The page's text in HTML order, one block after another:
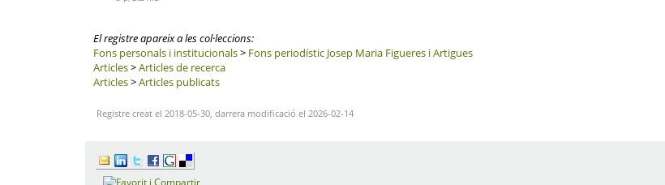
El registre apareix a les col·leccions:
Fons personals i institucionals> Fons periodístic Josep Maria Figueres i Artigues
Articles>Articles de recerca
Articles>Articles publicats
Registre creat el 2018-05-30, darrera modificació el 2026-02-14